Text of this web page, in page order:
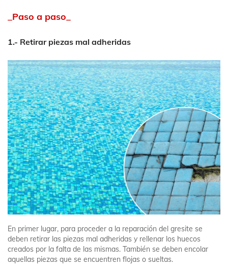
_Paso a paso_
1.- Retirar piezas mal adheridas
En primer lugar, para proceder a la reparación del gresite se
deben retirar las piezas mal adheridas y rellenar los huecos
creados por la falta de las mismas. También se deben encolar
aquellas piezas que se encuentren flojas o sueltas.